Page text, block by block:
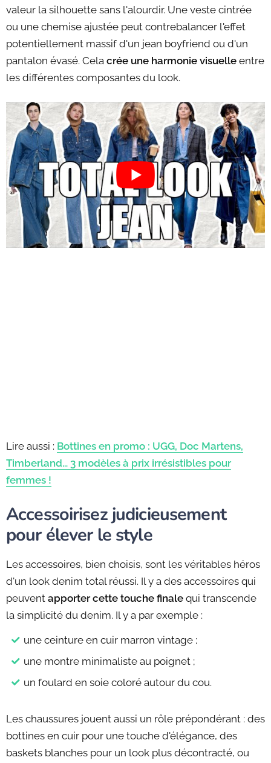
valeur la silhouette sans l'alourdir. Une veste cintrée
ou une chemise ajustée peut contrebalancer l'effet
potentiellement massif d'un jean boyfriend ou d'un
pantalon évasé. Cela crée une harmonie visuelle entre
les différentes composantes du look.
Lire aussi : Bottines en promo : UGG, Doc Martens,
Timberland… 3 modèles à prix irrésistibles pour
femmes !
Accessoirisez judicieusement
pour élever le style
Les accessoires, bien choisis, sont les véritables héros
d'un look denim total réussi. Il y a des accessoires qui
peuvent apporter cette touche finale qui transcende
la simplicité du denim. Il y a par exemple :
une ceinture en cuir marron vintage ;
une montre minimaliste au poignet ;
un foulard en soie coloré autour du cou.
Les chaussures jouent aussi un rôle prépondérant : des
bottines en cuir pour une touche d'élégance, des
baskets blanches pour un look plus décontracté, ou